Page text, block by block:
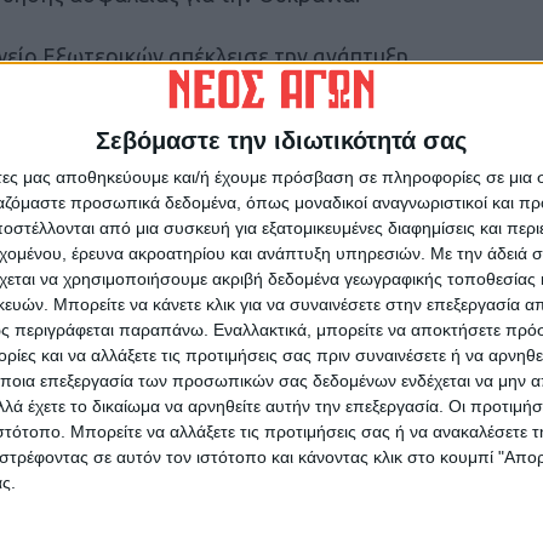
Σεβόμαστε την ιδιωτικότητά σας
μας αποθηκεύουμε και/ή έχουμε πρόσβαση σε πληροφορίες σε
προσωπικά δεδομένα, όπως μοναδικοί αναγνωριστικοί και
από μια συσκευή για εξατομικευμένες διαφημίσεις και
έρευνα ακροατηρίου και ανάπτυξη υπηρεσιών. Με την άδειά
να χρησιμοποιήσουμε ακριβή δεδομένα γεωγραφικής τοποθεσίας
Μπορείτε να κάνετε κλικ για να συναινέσετε στην επεξεργασία
περιγράφεται παραπάνω. Εναλλακτικά, μπορείτε να αποκτήσετε
και να αλλάξετε τις προτιμήσεις σας πριν συναινέσετε ή να
επεξεργασία των προσωπικών σας δεδομένων ενδέχεται να μην
έχετε το δικαίωμα να αρνηθείτε αυτήν την επεξεργασία. Οι
Μπορείτε να αλλάξετε τις προτιμήσεις σας ή να ανακαλέσετε
σε αυτόν τον ιστότοπο και κάνοντας κλικ στο κουμπί
Εξωτερικών απέκλεισε την ανάπτυξη
των ΗΠΑ
δημόσια την ανάπτυξη αμερικανικών
σε δηλώσεις του την Τρίτη (19/8) σε
για άλλου τύπου στρατιωτική
ότι η Ουάσινγκτον θα μπορούσε να παράσχει
οι Ευρωπαίοι είναι πρόθυμοι να στείλουν
να τους βοηθήσουμε (…) πιθανώς,…
που έχουμε εμείς» είπε ο πρόεδρος